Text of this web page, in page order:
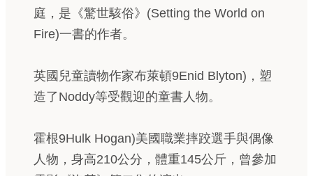
庭，是《驚世駭俗》(Setting the World on
Fire)一書的作者。
英國兒童讀物作家布萊頓9Enid Blyton)，塑
造了Noddy等受觀迎的童書人物。
霍根9Hulk Hogan)美國職業摔跤選手與偶像
人物，身高210公分，體重145公斤，曾參加